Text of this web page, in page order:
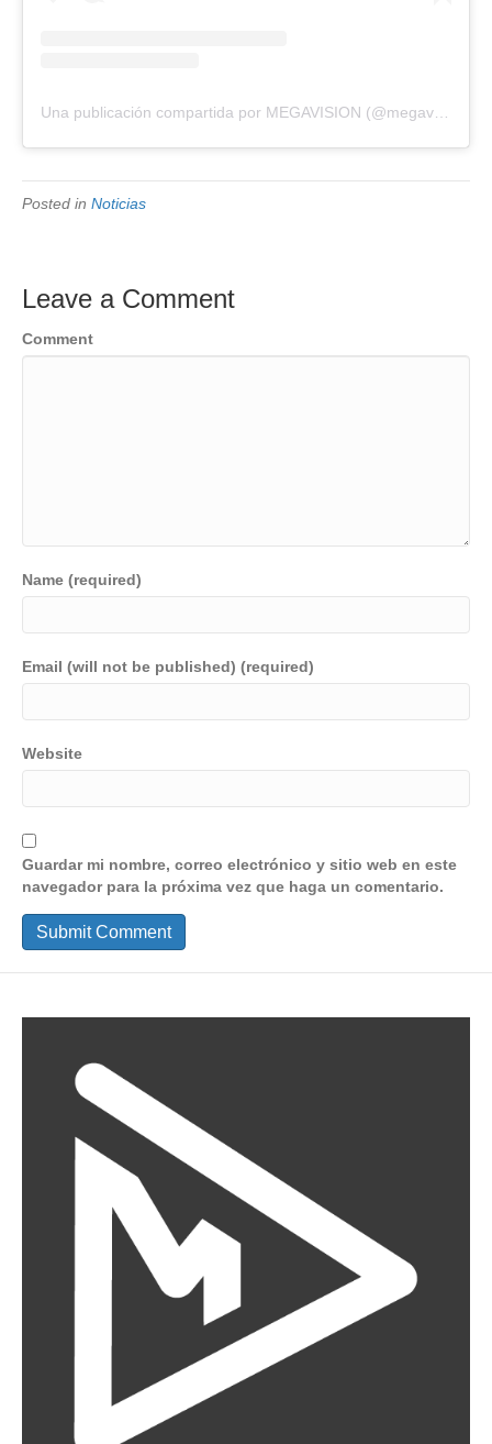
Posted in Noticias
Leave a Comment
Comment
Name (required)
Email (will not be published) (required)
Website
Guardar mi nombre, correo electrónico y sitio web en este
navegador para la próxima vez que haga un comentario.